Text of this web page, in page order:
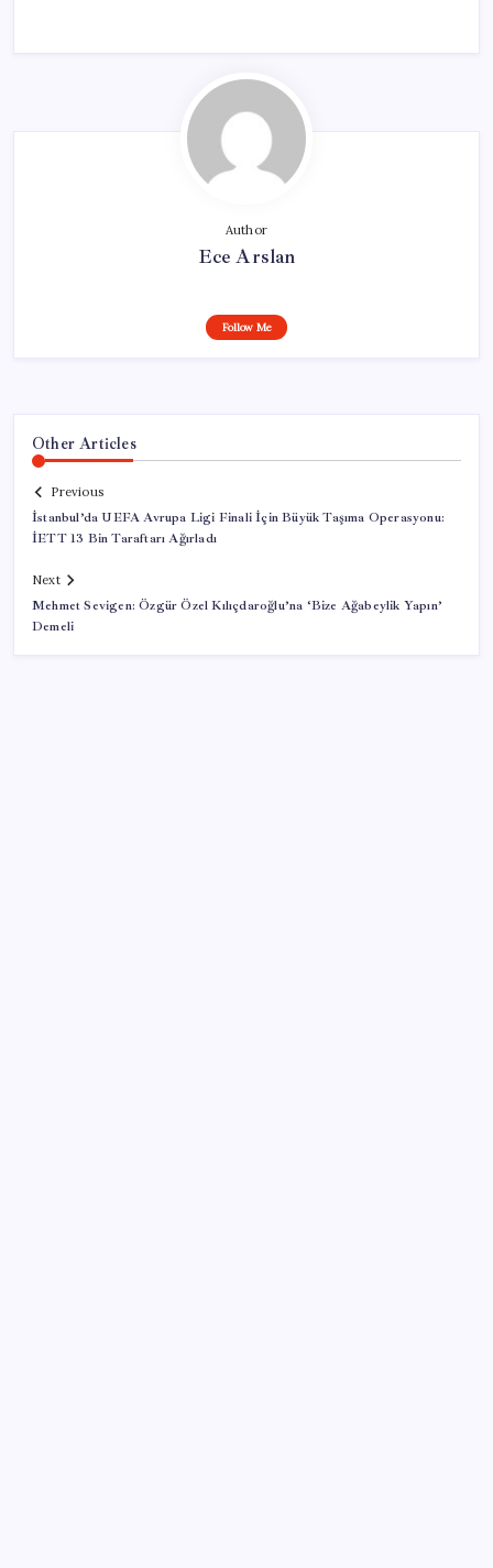
Author
Ece Arslan
Follow Me
Other Articles
Previous
İstanbul’da UEFA Avrupa Ligi Finali İçin Büyük Taşıma Operasyonu:
İETT 13 Bin Taraftarı Ağırladı
Next
Mehmet Sevigen: Özgür Özel Kılıçdaroğlu’na ‘Bize Ağabeylik Yapın’
Demeli